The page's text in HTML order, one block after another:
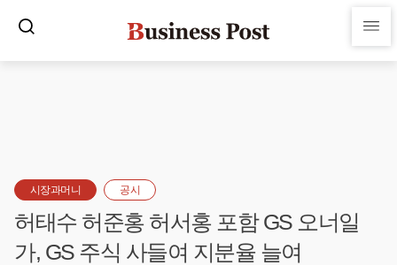
시장과머니 공시
허태수 허준홍 허서홍 포함 GS 오너일
가, GS 주식 사들여 지분율 늘여